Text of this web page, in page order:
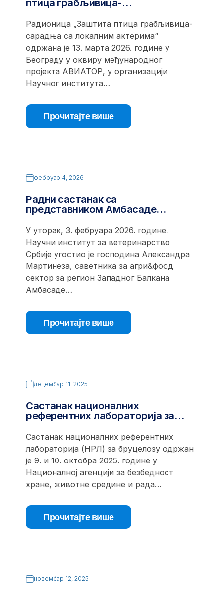
птица грабљивица-…
Радионица „Заштита птица грабљивица-
сарадња са локалним актерима“
одржана је 13. марта 2026. године у
Београду у оквиру међународног
пројекта АВИАТОР, у организацији
Научног института…
Прочитајте више
фебруар 4, 2026
Радни састанак са
представником Амбасаде…
У уторак, 3. фебруара 2026. године,
Научни институт за ветеринарство
Србије угостио је господина Александра
Мартинеза, саветника за агри&фоод
сектор за регион Западног Балкана
Амбасаде…
Прочитајте више
децембар 11, 2025
Састанак националних
референтних лабораторија за…
Састанак националних референтних
лабораторија (НРЛ) за бруцелозу одржан
је 9. и 10. октобра 2025. године у
Националној агенцији за безбедност
хране, животне средине и рада…
Прочитајте више
новембар 12, 2025